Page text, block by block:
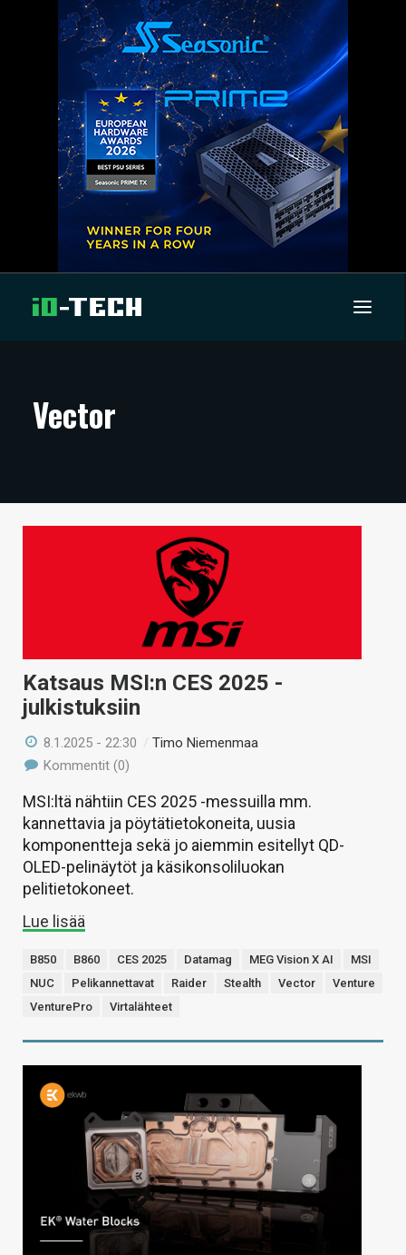
ARTIKKELIT
TECHBBS
VAIHDA TEEMA
HAKU
Vector
Katsaus MSI:n CES 2025 -
julkistuksiin
8.1.2025 - 22:30 /Timo Niemenmaa
Kommentit (0)
MSI:ltä nähtiin CES 2025 -messuilla mm.
kannettavia ja pöytätietokoneita, uusia
komponentteja sekä jo aiemmin esitellyt QD-
OLED-pelinäytöt ja käsikonsoliluokan
pelitietokoneet.
Lue lisää
B850 B860 CES 2025 Datamag MEG Vision X AI
MSI
NUC
Pelikannettavat Raider Stealth Vector
Venture
VenturePro
Virtalähteet